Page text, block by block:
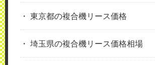
東京都の複合機リース価格
埼玉県の複合機リース価格相場